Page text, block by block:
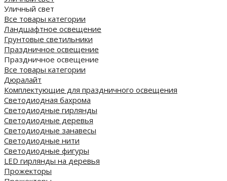
Уличный свет
Все товары категории
Ландшафтное освещение
Грунтовые светильники
Праздничное освещение
Праздничное освещение
Все товары категории
Дюралайт
Комплектующие для праздничного освещения
Светодиодная бахрома
Светодиодные гирлянды
Светодиодные деревья
Светодиодные занавесы
Светодиодные нити
Светодиодные фигуры
LED гирлянды на деревья
Прожекторы